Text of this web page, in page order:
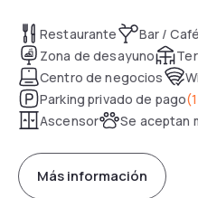
Restaurante
Bar / Café
Zona de desayuno
Centro de negocios
Parking privado de pago(
Ascensor
Se aceptan
Más información